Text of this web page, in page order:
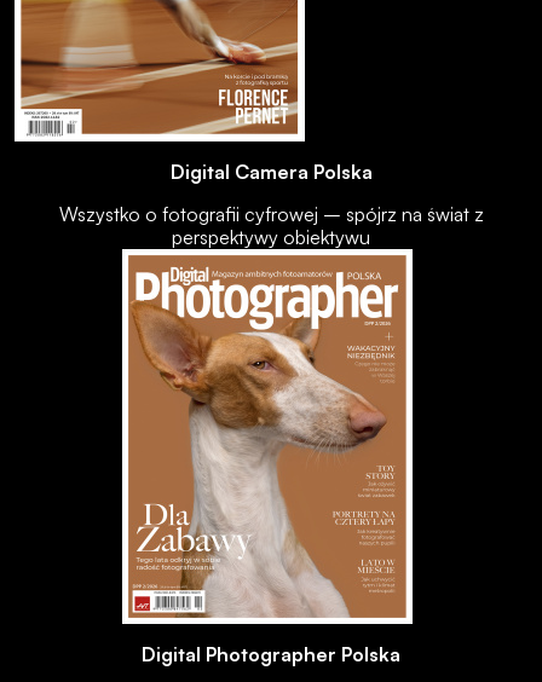
Digital Camera Polska
Wszystko o fotografii cyfrowej – spójrz na świat z
perspektywy obiektywu
Digital Photographer Polska